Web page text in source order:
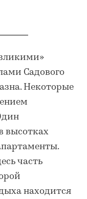
Садового
Некоторые
высотках
часть
находится